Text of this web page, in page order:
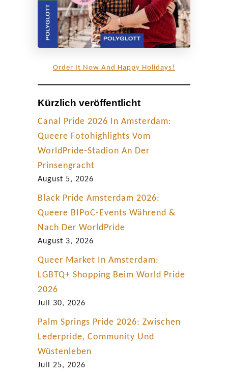
Order It Now And Happy Holidays!
Kürzlich veröffentlicht
Canal Pride 2026 In Amsterdam:
Queere Fotohighlights Vom
WorldPride-Stadion An Der
Prinsengracht
August 5, 2026
Black Pride Amsterdam 2026:
Queere BIPoC-Events Während &
Nach Der WorldPride
August 3, 2026
Queer Market In Amsterdam:
LGBTQ+ Shopping Beim World Pride
2026
Juli 30, 2026
Palm Springs Pride 2026: Zwischen
Lederpride, Community Und
Wüstenleben
Juli 25, 2026